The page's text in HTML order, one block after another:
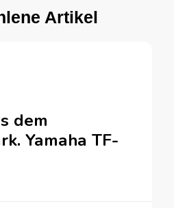
Artikel
dem
Yamaha TF-